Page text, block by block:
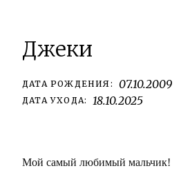
Джеки
ДАТА РОЖДЕНИЯ: 07.10.2009
ДАТА УХОДА: 18.10.2025
Мой самый любимый мальчик!